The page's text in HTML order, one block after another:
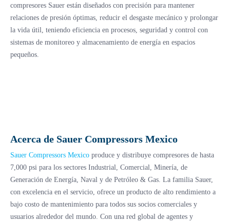
compresores Sauer están diseñados con precisión para mantener
relaciones de presión óptimas, reducir el desgaste mecánico y prolongar
la vida útil, teniendo eficiencia en procesos, seguridad y control con
sistemas de monitoreo y almacenamiento de energía en espacios
pequeños.
Acerca de Sauer Compressors Mexico
Sauer Compressors Mexico produce y distribuye compresores de hasta
7,000 psi para los sectores Industrial, Comercial, Minería, de
Generación de Energía, Naval y de Petróleo & Gas. La familia Sauer,
con excelencia en el servicio, ofrece un producto de alto rendimiento a
bajo costo de mantenimiento para todos sus socios comerciales y
usuarios alrededor del mundo. Con una red global de agentes y